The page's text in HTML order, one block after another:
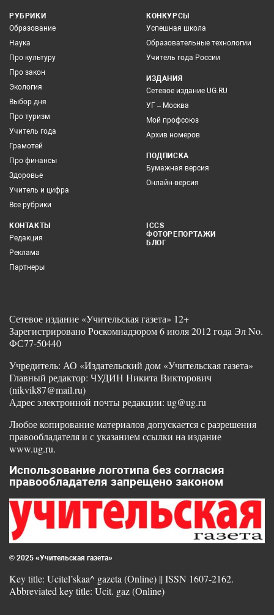
РУБРИКИ
Образование
Наука
Про культуру
Про закон
Экология
Выбор дня
Про туризм
Учитель года
Грамотей
Про финансы
Здоровье
Учитель и цифра
Все рубрики
КОНКУРСЫ
Успешная школа
Образовательные технологии
Учитель года России
ИЗДАНИЯ
Сетевое издание UG.RU
УГ – Москва
Мой профсоюз
Архив номеров
ПОДПИСКА
Бумажная версия
Онлайн-версия
КОНТАКТЫ
Редакция
Реклама
Партнеры
ICCS
ФОТОРЕПОРТАЖИ
БЛОГ
Сетевое издание «Учительская газета» 12+
Зарегистрировано Роскомнадзором 6 июля 2012 года Эл No.
ФС77-50440
Учредитель: АО «Издательский дом «Учительская газета»
Главный редактор: ЧУДИН Никита Викторович
(nikvik87@mail.ru)
Адрес электронной почты редакции: ug@ug.ru
Любое копирование материалов допускается с разрешения
правообладателя и с указанием ссылки на издание
www.ug.ru.
Использование логотипа без согласия
правообладателя запрещено законом
© 2025 «Учительская газета»
Key title: Ucitel’skaa^ gazeta (Online) || ISSN 1607-2162.
Abbreviated key title: Ucit. gaz (Online)